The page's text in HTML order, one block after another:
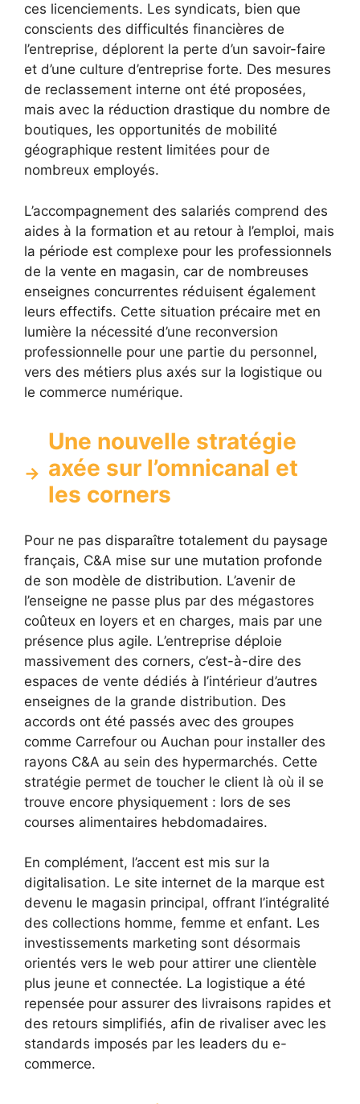
ces licenciements. Les syndicats, bien que
conscients des difficultés financières de
l’entreprise, déplorent la perte d’un savoir-faire
et d’une culture d’entreprise forte. Des mesures
de reclassement interne ont été proposées,
mais avec la réduction drastique du nombre de
boutiques, les opportunités de mobilité
géographique restent limitées pour de
nombreux employés.
L’accompagnement des salariés comprend des
aides à la formation et au retour à l’emploi, mais
la période est complexe pour les professionnels
de la vente en magasin, car de nombreuses
enseignes concurrentes réduisent également
leurs effectifs. Cette situation précaire met en
lumière la nécessité d’une reconversion
professionnelle pour une partie du personnel,
vers des métiers plus axés sur la logistique ou
le commerce numérique.
Une nouvelle stratégie
axée sur l’omnicanal et
les corners
Pour ne pas disparaître totalement du paysage
français, C&A mise sur une mutation profonde
de son modèle de distribution. L’avenir de
l’enseigne ne passe plus par des mégastores
coûteux en loyers et en charges, mais par une
présence plus agile. L’entreprise déploie
massivement des corners, c’est-à-dire des
espaces de vente dédiés à l’intérieur d’autres
enseignes de la grande distribution. Des
accords ont été passés avec des groupes
comme Carrefour ou Auchan pour installer des
rayons C&A au sein des hypermarchés. Cette
stratégie permet de toucher le client là où il se
trouve encore physiquement : lors de ses
courses alimentaires hebdomadaires.
En complément, l’accent est mis sur la
digitalisation. Le site internet de la marque est
devenu le magasin principal, offrant l’intégralité
des collections homme, femme et enfant. Les
investissements marketing sont désormais
orientés vers le web pour attirer une clientèle
plus jeune et connectée. La logistique a été
repensée pour assurer des livraisons rapides et
des retours simplifiés, afin de rivaliser avec les
standards imposés par les leaders du e-
commerce.